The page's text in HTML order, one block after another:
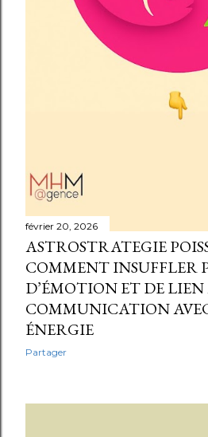
février 20, 2026
ASTROSTRATEGIE
COMMENT INSUFFLER
D’ÉMOTION ET DE
COMMUNICATION
ÉNERGIE
Partager